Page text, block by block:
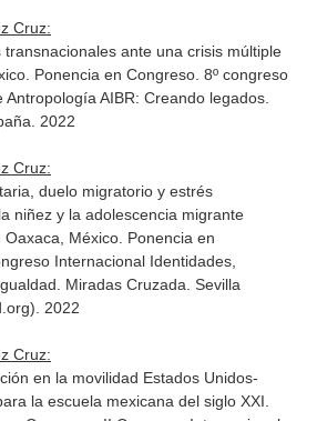
Cruz:
transnacionales ante una crisis múltiple
Ponencia en Congreso. 8º congreso
Antropología AIBR: Creando legados.
2022
Cruz:
duelo migratorio y estrés
niñez y la adolescencia migrante
México. Ponencia en
Internacional Identidades,
Miradas Cruzada. Sevilla
2022
Cruz:
en la movilidad Estados Unidos-
la escuela mexicana del siglo XXI.